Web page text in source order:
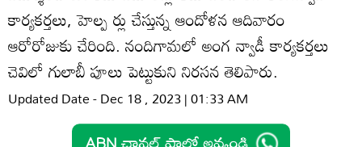
కార్యకర్తలు, హెల్ప ర్లు చేస్తున్న ఆందోళన ఆదివారం
ఆరోరోజుకు చేరింది. నందిగామలో అంగ న్వాడీ కార్యకర్తలు
చెవిలో గులాబీ పూలు పెట్టుకుని నిరసన తెలిపారు.
Updated Date - Dec 18 , 2023 | 01:33 AM